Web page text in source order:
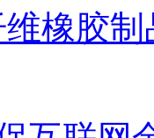
橡胶制